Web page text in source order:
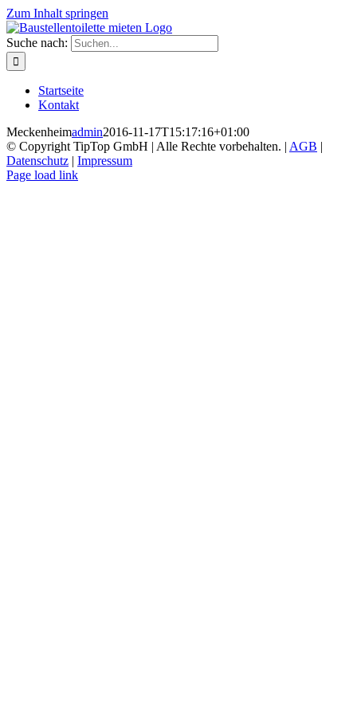
Zum Inhalt springen
Suche nach:
Startseite
Kontakt
Meckenheimadmin2016-11-17T15:17:16+01:00
© Copyright TipTop GmbH | Alle Rechte vorbehalten. | AGB |
Datenschutz | Impressum
Page load link